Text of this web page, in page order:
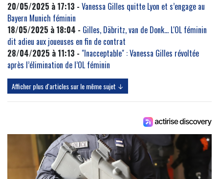
20/05/2025 à 17:13 - Vanessa Gilles quitte Lyon et s’engage au
Bayern Munich féminin
18/05/2025 à 18:04 - Gilles, Däbritz, van de Donk… L'OL féminin
dit adieu aux joueuses en fin de contrat
28/04/2025 à 11:13 - "Inacceptable" : Vanessa Gilles révoltée
après l’élimination de l’OL féminin
Afficher plus d'articles sur le même sujet ↓